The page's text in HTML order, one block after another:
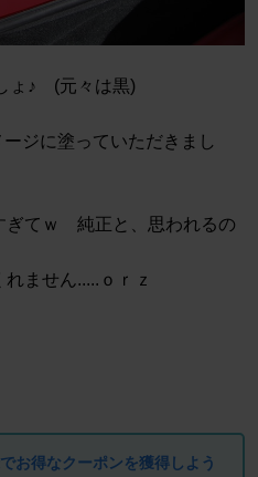
ょ♪ (元々は黒)
ジに塗っていただきまし
ぎてｗ 純正と、思われるの
ません.....ｏｒｚ
お得なクーポンを獲得しよう